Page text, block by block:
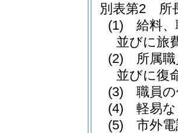
別表第2 所
(1) 給料、
並びに旅
(2) 所属職
並びに復
(3) 職員の
(4) 軽易な
(5) 市外電